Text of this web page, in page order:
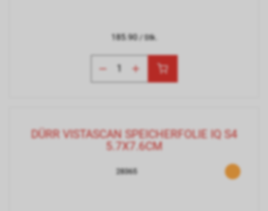
185.90/ Stk.
DÜRR VISTASCAN SPEICHERFOLIE IQ S4
5.7X7.6CM
28365